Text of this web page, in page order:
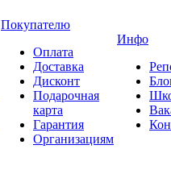
Покупателю
Оплата
Доставка
Дисконт
Подарочная
карта
Гарантия
Организациям
Инфо